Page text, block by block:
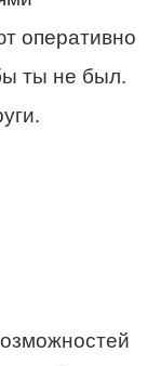
оперативно
ты не был.